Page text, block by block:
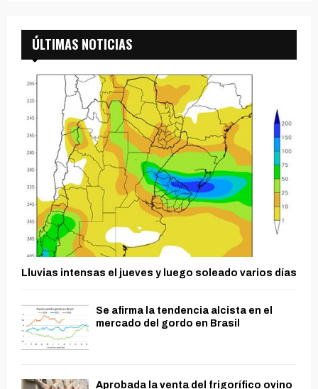
ÚLTIMAS NOTICIAS
Lluvias intensas el jueves y luego soleado varios días
Se afirma la tendencia alcista en el
mercado del gordo en Brasil
Aprobada la venta del frigorífico ovino